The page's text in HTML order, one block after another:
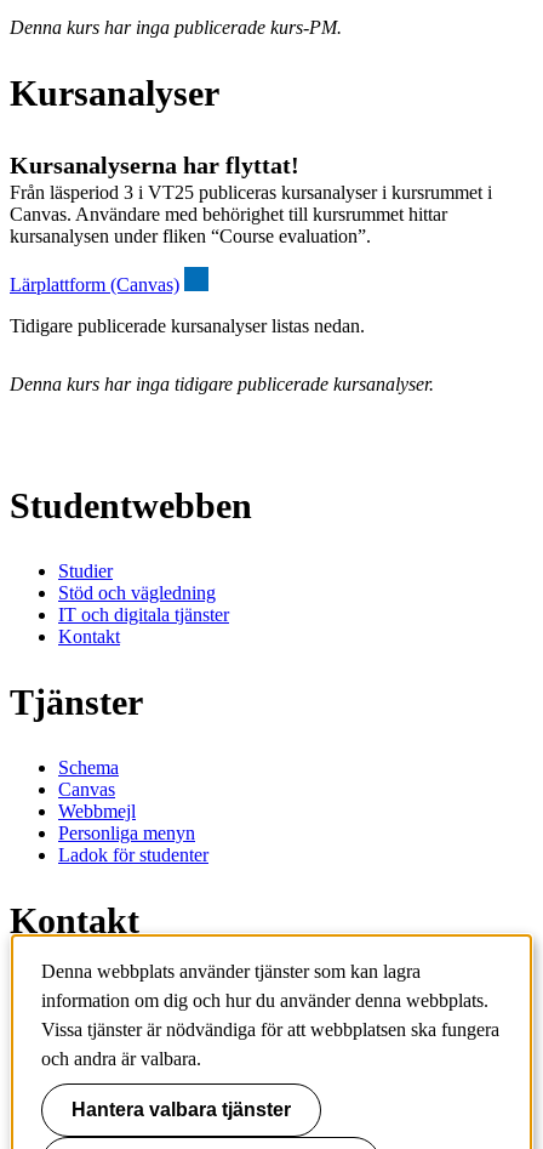
Denna kurs har inga publicerade kurs-PM.
Kursanalyser
Kursanalyserna har flyttat!
Från läsperiod 3 i VT25 publiceras kursanalyser i kursrummet i
Canvas. Användare med behörighet till kursrummet hittar
kursanalysen under fliken “Course evaluation”.
Lärplattform (Canvas)
Tidigare publicerade kursanalyser listas nedan.
Denna kurs har inga tidigare publicerade kursanalyser.
Studentwebben
Studier
Stöd och vägledning
IT och digitala tjänster
Kontakt
Tjänster
Schema
Canvas
Webbmejl
Personliga menyn
Ladok för studenter
Kontakt
Kontakta utbildningsprogram
Kontakta kurs
IT-support
KTH Entré
KTH
100 44 Stockholm
Denna webbplats använder tjänster som kan lagra
information om dig och hur du använder denna webbplats.
Vissa tjänster är nödvändiga för att webbplatsen ska fungera
och andra är valbara.
Hantera valbara tjänster